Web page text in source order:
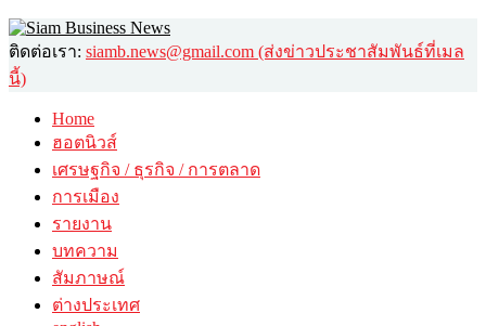
ติดต่อเรา: siamb.news@gmail.com (ส่งข่าวประชาสัมพันธ์ที่เมล
นี้)
Home
ฮอตนิวส์
เศรษฐกิจ / ธุรกิจ / การตลาด
การเมือง
รายงาน
บทความ
สัมภาษณ์
ต่างประเทศ